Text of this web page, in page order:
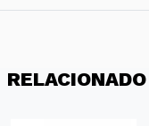
RELACIONADO